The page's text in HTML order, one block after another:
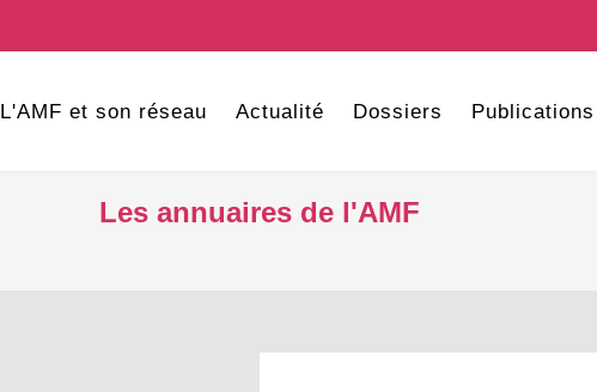
L'AMF et son réseau Actualité Dossiers Publications
Les annuaires de l'AMF